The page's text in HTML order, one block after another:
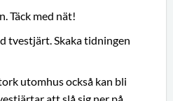
Täck med nät!
tvestjärt. Skaka tidningen
utomhus också kan bli